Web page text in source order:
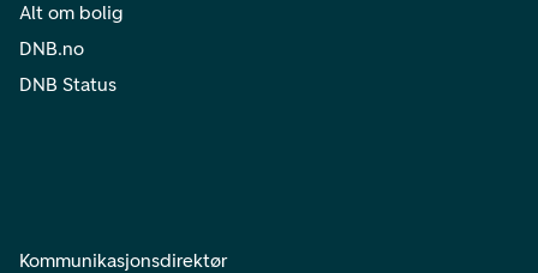
Alt om bolig
DNB.no
DNB Status
Kommunikasjonsdirektør